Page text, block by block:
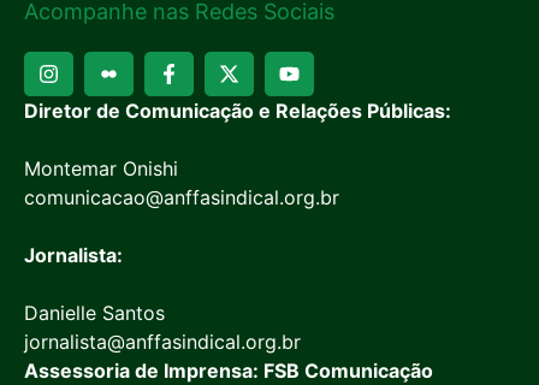
Acompanhe nas Redes Sociais
Diretor de Comunicação e Relações Públicas:
Montemar Onishi
comunicacao@anffasindical.org.br
Jornalista:
Danielle Santos
jornalista@anffasindical.org.br
Assessoria de Imprensa: FSB Comunicação